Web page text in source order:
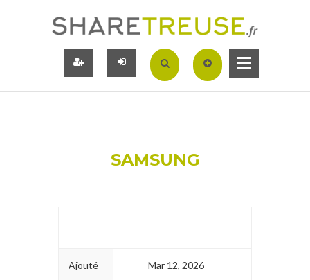
SAMSUNG
Ajouté Mar 12, 2026